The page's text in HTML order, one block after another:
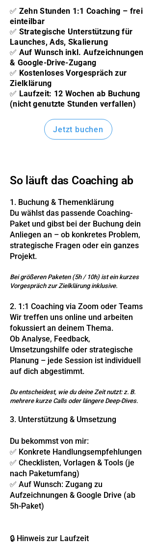
✅ Zehn Stunden 1:1 Coaching – frei
einteilbar
✅ Strategische Unterstützung für
Launches, Ads, Skalierung
✅ Auf Wunsch inkl. Aufzeichnungen
& Google-Drive-Zugang
✅ Kostenloses Vorgespräch zur
Zielklärung
✅ Laufzeit: 12 Wochen ab Buchung
(nicht genutzte Stunden verfallen)
Jetzt buchen
So läuft das Coaching ab
1. Buchung & Themenklärung
Du wählst das passende Coaching-
Paket und gibst bei der Buchung dein
Anliegen an – ob konkretes Problem,
strategische Fragen oder ein ganzes
Projekt.
Bei größeren Paketen (5h / 10h) ist ein kurzes
Vorgespräch zur Zielklärung inklusive.
2. 1:1 Coaching via Zoom oder Teams
Wir treffen uns online und arbeiten
fokussiert an deinem Thema.
Ob Analyse, Feedback,
Umsetzungshilfe oder strategische
Planung – jede Session ist individuell
auf dich abgestimmt.
Du entscheidest, wie du deine Zeit nutzt: z. B.
mehrere kurze Calls oder längere Deep-Dives.
3. Unterstützung & Umsetzung
Du bekommst von mir:
✅ Konkrete Handlungsempfehlungen
✅ Checklisten, Vorlagen & Tools (je
nach Paketumfang)
✅ Auf Wunsch: Zugang zu
Aufzeichnungen & Google Drive (ab
5h-Paket)
🔒 Hinweis zur Laufzeit